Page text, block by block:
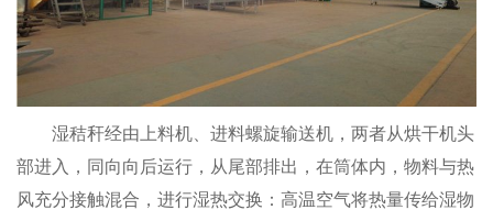
湿秸秆经由上料机、进料螺旋输送机，两者从烘干机头
部进入，同向向后运行，从尾部排出，在筒体内，物料与热
风充分接触混合，进行湿热交换：高温空气将热量传给湿物